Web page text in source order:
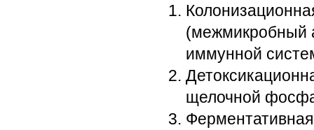
(межмикробный
иммунной
щелочной